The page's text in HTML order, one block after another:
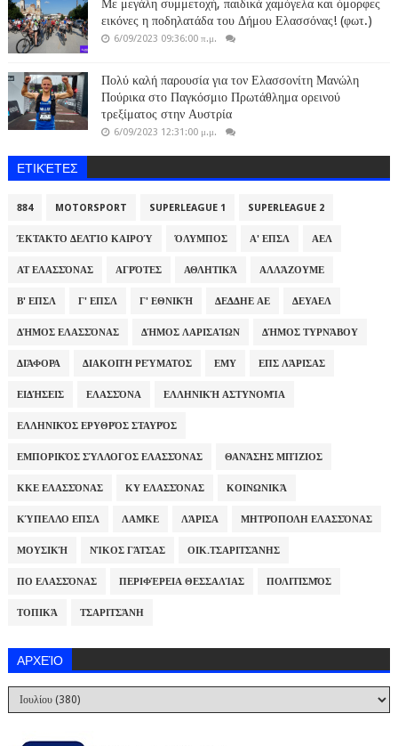
Με μεγάλη συμμετοχή, παιδικά χαμόγελα και όμορφες
εικόνες η ποδηλατάδα του Δήμου Ελασσόνας! (φωτ.)
6/09/2023 09:36:00 π.μ.
Πολύ καλή παρουσία για τον Ελασσονίτη Μανώλη
Πούρικα στο Παγκόσμιο Πρωτάθλημα ορεινού
τρεξίματος στην Αυστρία
6/09/2023 12:31:00 μ.μ.
ΕΤΙΚΈΤΕΣ
884 MOTORSPORT SUPERLEAGUE 1 SUPERLEAGUE 2
ΈΚΤΑΚΤΟ ΔΕΛΤΊΟ ΚΑΙΡΟΎ ΌΛΥΜΠΟΣ Α' ΕΠΣΛ ΑΕΛ
ΑΤ ΕΛΑΣΣΌΝΑΣ ΑΓΡΌΤΕΣ ΑΘΛΗΤΙΚΆ ΑΛΛΆΖΟΥΜΕ
Β' ΕΠΣΛ Γ' ΕΠΣΛ Γ' ΕΘΝΙΚΉ ΔΕΔΔΗΕ ΑΕ ΔΕΥΑΕΛ
ΔΉΜΟΣ ΕΛΑΣΣΌΝΑΣ ΔΉΜΟΣ ΛΑΡΙΣΑΊΩΝ ΔΉΜΟΣ ΤΥΡΝΆΒΟΥ
ΔΙΆΦΟΡΑ ΔΙΑΚΟΠΉ ΡΕΎΜΑΤΟΣ ΕΜΥ ΕΠΣ ΛΆΡΙΣΑΣ
ΕΙΔΉΣΕΙΣ ΕΛΑΣΣΌΝΑ ΕΛΛΗΝΙΚΉ ΑΣΤΥΝΟΜΊΑ
ΕΛΛΗΝΙΚΌΣ ΕΡΥΘΡΌΣ ΣΤΑΥΡΌΣ
ΕΜΠΟΡΙΚΌΣ ΣΎΛΛΟΓΟΣ ΕΛΑΣΣΌΝΑΣ ΘΑΝΆΣΗΣ ΜΠΊΖΙΟΣ
ΚΚΕ ΕΛΑΣΣΌΝΑΣ ΚΥ ΕΛΑΣΣΌΝΑΣ ΚΟΙΝΩΝΙΚΆ
ΚΎΠΕΛΛΟ ΕΠΣΛ ΛΑΜΚΕ ΛΆΡΙΣΑ ΜΗΤΡΌΠΟΛΗ ΕΛΑΣΣΌΝΑΣ
ΜΟΥΣΙΚΉ ΝΊΚΟΣ ΓΆΤΣΑΣ ΟΙΚ.ΤΣΑΡΙΤΣΆΝΗΣ
ΠΟ ΕΛΑΣΣΌΝΑΣ ΠΕΡΙΦΈΡΕΙΑ ΘΕΣΣΑΛΊΑΣ ΠΟΛΙΤΙΣΜΌΣ
ΤΟΠΙΚΆ ΤΣΑΡΙΤΣΆΝΗ
ΑΡΧΕΊΟ